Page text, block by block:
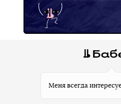
Меня всегда